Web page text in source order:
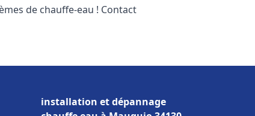
de chauffe-eau ! Contact
installation et dépannage